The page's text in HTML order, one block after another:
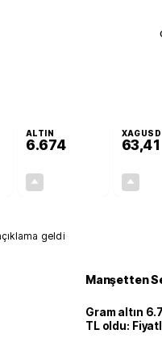
ALTIN
6.674
XAGUSD
63,41
geldi
Manşetten
Gram altın
TL oldu: